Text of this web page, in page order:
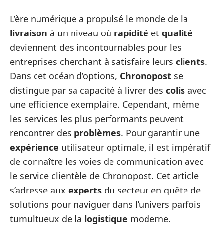
L’ère numérique a propulsé le monde de la
livraison à un niveau où rapidité et qualité
deviennent des incontournables pour les
entreprises cherchant à satisfaire leurs clients.
Dans cet océan d’options, Chronopost se
distingue par sa capacité à livrer des colis avec
une efficience exemplaire. Cependant, même
les services les plus performants peuvent
rencontrer des problèmes. Pour garantir une
expérience utilisateur optimale, il est impératif
de connaître les voies de communication avec
le service clientèle de Chronopost. Cet article
s’adresse aux experts du secteur en quête de
solutions pour naviguer dans l’univers parfois
tumultueux de la logistique moderne.